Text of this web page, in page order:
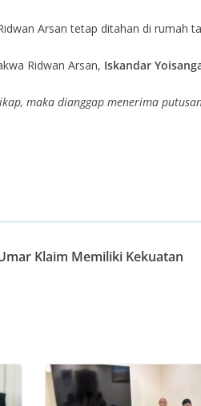
Arsan tetap ditahan di rumah
Ridwan Arsan, Iskandar
maka dianggap menerima
Klaim Memiliki Kekuatan